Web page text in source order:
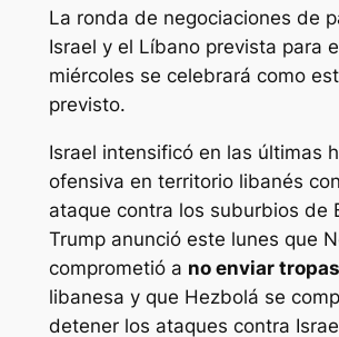
La ronda de negociaciones de
Israel y el Líbano prevista para
miércoles se celebrará como
previsto.
Israel intensificó en las últimas
ofensiva en territorio libanés
ataque contra los suburbios de
Trump anunció este lunes que
comprometió a no enviar tropas
libanesa y que Hezbolá se
detener los ataques contra